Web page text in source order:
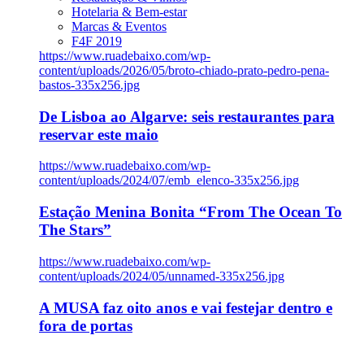
Hotelaria & Bem-estar
Marcas & Eventos
F4F 2019
https://www.ruadebaixo.com/wp-
content/uploads/2026/05/broto-chiado-prato-pedro-pena-
bastos-335x256.jpg
De Lisboa ao Algarve: seis restaurantes para
reservar este maio
https://www.ruadebaixo.com/wp-
content/uploads/2024/07/emb_elenco-335x256.jpg
Estação Menina Bonita “From The Ocean To
The Stars”
https://www.ruadebaixo.com/wp-
content/uploads/2024/05/unnamed-335x256.jpg
A MUSA faz oito anos e vai festejar dentro e
fora de portas